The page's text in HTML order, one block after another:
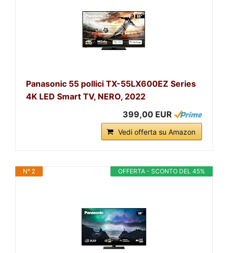
Panasonic 55 pollici TX-55LX600EZ Series
4K LED Smart TV, NERO, 2022
399,00 EUR
Vedi offerta su Amazon
OFFERTA - SCONTO DEL 45%
N° 2